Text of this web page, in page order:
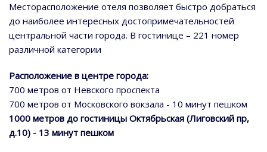
Месторасположение отеля позволяет быстро добраться
до наиболее интересных достопримечательностей
центральной части города. В гостинице – 221 номер
различной категории
Расположение в центре города:
700 метров от Невского проспекта
700 метров от Московского вокзала - 10 минут пешком
1000 метров до гостиницы Октябрьская (Лиговский пр,
д.10) - 13 минут пешком